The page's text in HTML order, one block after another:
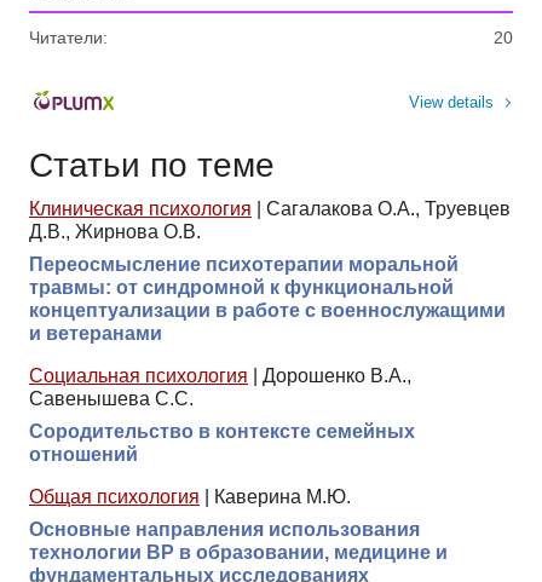
Читатели: 20
View details
Статьи по теме
Клиническая психология
Сагалакова О.А., Труевцев
Д.В., Жирнова О.В.
Переосмысление психотерапии моральной
травмы: от синдромной к функциональной
концептуализации в работе с военнослужащими
и ветеранами
Социальная психология
Дорошенко В.А.,
Савенышева С.С.
Сородительство в контексте семейных
отношений
Общая психология
Каверина М.Ю.
Основные направления использования
технологии ВР в образовании, медицине и
фундаментальных исследованиях